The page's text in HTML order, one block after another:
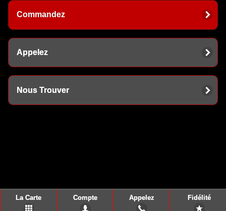
Commandez
Appelez
Nous Trouver
La Carte Compte Appelez Fidélité